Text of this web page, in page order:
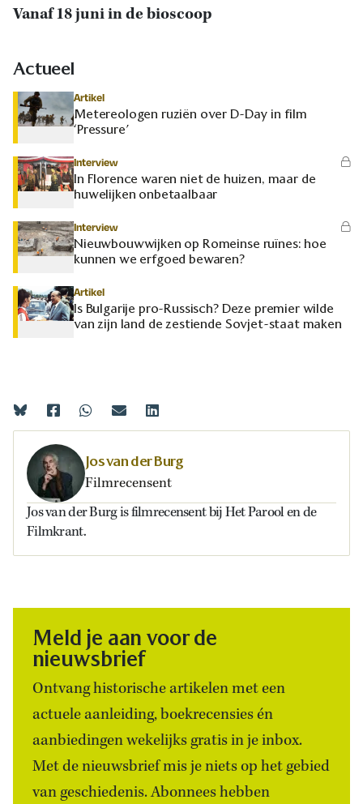
Vanaf 18 juni in de bioscoop
Actueel
Artikel
Metereologen ruziën over D-Day in film
‘Pressure’
Interview
In Florence waren niet de huizen, maar de
huwelijken onbetaalbaar
Interview
Nieuwbouwwijken op Romeinse ruïnes: hoe
kunnen we erfgoed bewaren?
Artikel
Is Bulgarije pro-Russisch? Deze premier wilde
van zijn land de zestiende Sovjet-staat maken
Jos van der Burg
Filmrecensent
Jos van der Burg is filmrecensent bij Het Parool en de
Filmkrant.
Meld je aan voor de
nieuwsbrief
Ontvang historische artikelen met een
actuele aanleiding, boekrecensies én
aanbiedingen wekelijks gratis in je inbox.
Met de nieuwsbrief mis je niets op het gebied
van geschiedenis. Abonnees hebben